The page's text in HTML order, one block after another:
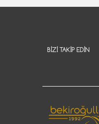
BIZI TAKIP EDIN